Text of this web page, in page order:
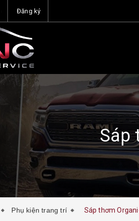
Đăng ký
Sáp
Phụ kiện trang trí Sáp thơm